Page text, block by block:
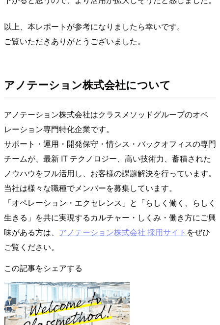
以上、本レポートが参考になりましたら幸いです。
ご覧いただきありがとうございました。
アノテーション株式会社について
アノテーション株式会社はクラスメソッドグループのオペ
レーション専門特化企業です。
サポート・運用・開発保守・情シス・バックオフィスの専門
チームが、最新 IT テクノロジー、高い技術力、蓄積された
ノウハウをフル活用し、お客様の課題解決を行っています。
当社は様々な職種でメンバーを募集しています。
「オペレーション・エクセレンス」と「らしく働く、らしく
生きる」を共に実現するカルチャー・しくみ・働き方にご興
味がある方は、 アノテーション株式会社 採用サイト をぜひ
ご覧ください。
この記事をシェアする